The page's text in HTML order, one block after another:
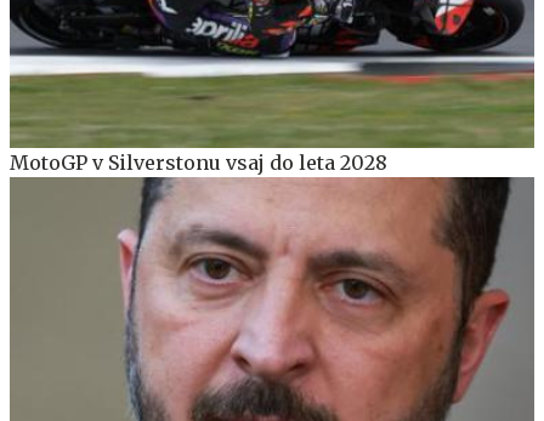
MotoGP v Silverstonu vsaj do leta 2028